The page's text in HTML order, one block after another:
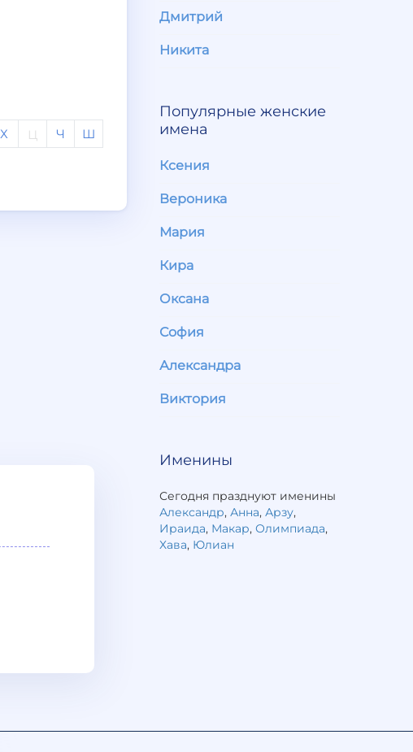
Х Ц Ч
Ш
Дмитрий
Никита
Популярные женские
имена
Ксения
Вероника
Мария
Кира
Оксана
София
Александра
Виктория
Именины
Сегодня празднуют именины
Александр, Анна, Арзу,
Ираида, Макар, Олимпиада,
Хава, Юлиан